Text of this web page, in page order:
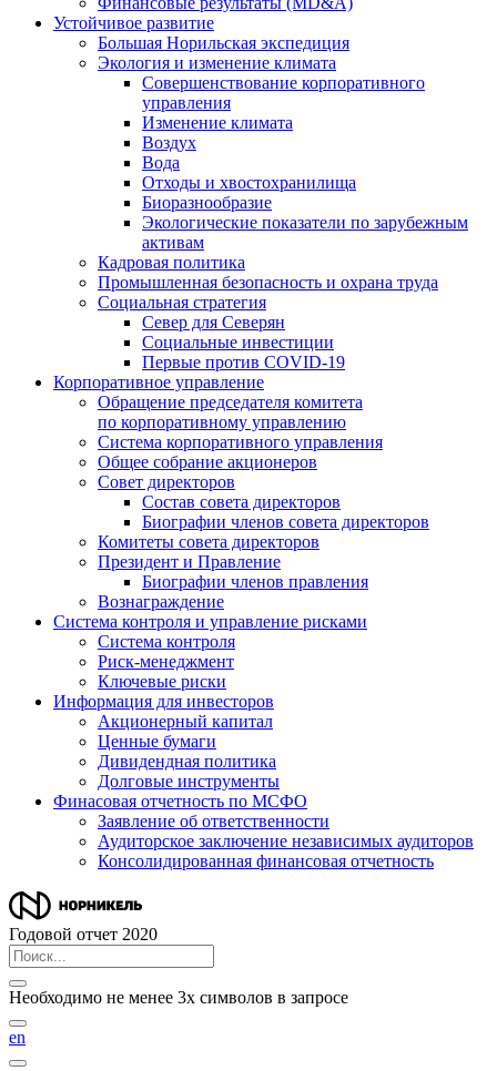
Устойчивое развитие
Большая Норильская экспедиция
Экология и изменение климата
Совершенствование корпоративного
управления
Изменение климата
Воздух
Вода
Отходы и хвостохранилища
Биоразнообразие
Экологические показатели по зарубежным
активам
Кадровая политика
Промышленная безопасность и охрана труда
Социальная стратегия
Север для Северян
Социальные инвестиции
Первые против COVID‑19
Корпоративное управление
Обращение председателя комитета
по корпоративному управлению
Система корпоративного управления
Общее собрание акционеров
Совет директоров
Состав совета директоров
Биографии членов совета директоров
Комитеты совета директоров
Президент и Правление
Биографии членов правления
Вознаграждение
Система контроля и управление рисками
Система контроля
Риск-менеджмент
Ключевые риски
Информация для инвесторов
Акционерный капитал
Ценные бумаги
Дивидендная политика
Долговые инструменты
Финасовая отчетность по МСФО
Заявление об ответственности
Аудиторское заключение независимых аудиторов
Консолидированная финансовая отчетность
Годовой отчет 2020
Необходимо не менее 3х символов в запросе
en